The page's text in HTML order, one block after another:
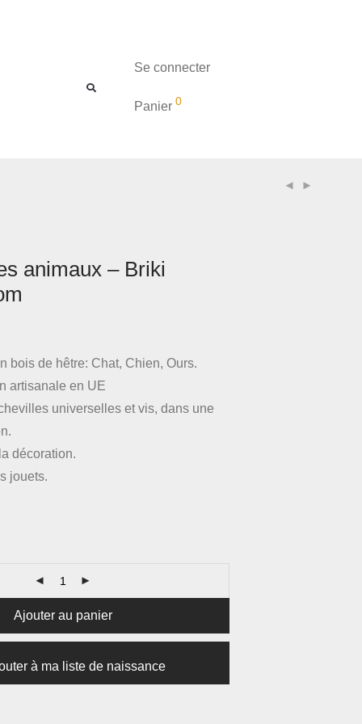
Se connecter
Panier 0
animaux – Briki
bois de hêtre: Chat, Chien, Ours.
artisanale en UE
universelles et vis, dans une
décoration.
jouets.
Ajouter au panier
à ma liste de naissance